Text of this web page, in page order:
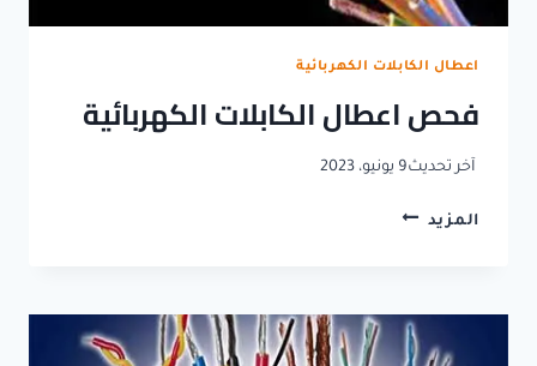
اعطال الكابلات الكهربائية
فحص اعطال الكابلات الكهربائية
آخر تحديث9 يونيو، 2023
المزيد فحص